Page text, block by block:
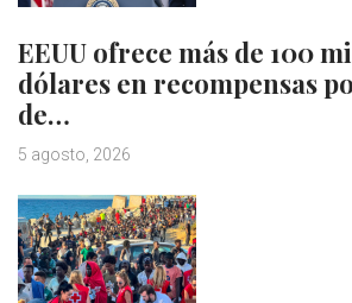
EEUU ofrece más de 100
dólares en recompensas
de…
5 agosto, 2026